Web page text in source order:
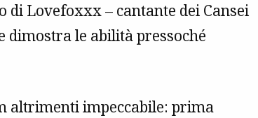
di Lovefoxxx – cantante dei Cansei
dimostra le abilità pressoché
altrimenti impeccabile: prima